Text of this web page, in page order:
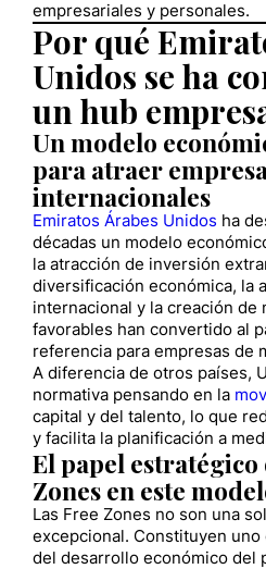
empresariales y personales.
Por qué
Unidos se ha
un hub
Un modelo
para atraer
internacionales
Emiratos Árabes Unidos ha
décadas un modelo
la atracción de inversión
diversificación económica, la
internacional y la creación de
favorables han convertido al
referencia para empresas de
A diferencia de otros países,
normativa pensando en la
capital y del talento, lo que
y facilita la planificación a
El papel estratégico
Zones en este
Las Free Zones no son una
excepcional. Constituyen
del desarrollo económico del